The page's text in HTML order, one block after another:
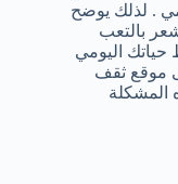
. لذلك يوضح
بالتعب
حياتك اليومي
موقع ثقف
المشكلة